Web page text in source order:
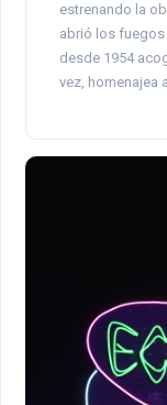
estrenando la
abrió los fuegos
desde 1954
vez, homenajea